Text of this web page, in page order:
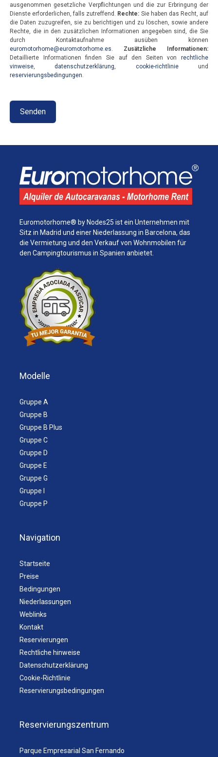
ausgenommen gesetzliche Verpflichtungen und die zur Erbringung der
Dienste erforderlichen, falls zutreffend. Rechte: Sie haben das Recht, auf
die Daten zuzugreifen, sie zu berichtigen und zu löschen, sowie andere
Rechte, die in den zusätzlichen Informationen angegeben sind, die Sie
durch Kontaktaufnahme ausüben können
euromotorhome@euromotorhome.es
Zusätzliche Informationen:
Detaillierte Informationen finden Sie auf den Seiten von rechtliche
vinweise ,datenschutzerklärung cookie-richtlinieund
reservierungsbedingungen
Euromotorhome® by Nodes25 ist ein Unternehmen mit
Sitz in Madrid und einer Niederlassung in Barcelona, ​​das
die Vermietung und den Verkauf von Wohnmobilen für
den Campingtourismus in Spanien anbietet.
Modelle
Gruppe A
Gruppe B
Gruppe B Plus
Gruppe C
Gruppe D
Gruppe E
Gruppe G
Gruppe I
Gruppe P
Navigation
Startseite
Preise
Bedingungen
Niederlassungen
Weblinks
Kontakt
Reservierungen
Rechtliche hinweise
Datenschutzerklärung
Cookie-Richtlinie
Reservierungsbedingungen
Reservierungszentrum
Parque Empresarial San Fernando